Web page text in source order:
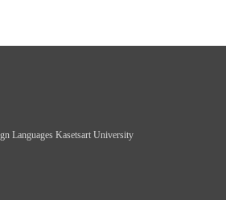
Languages Kasetsart University